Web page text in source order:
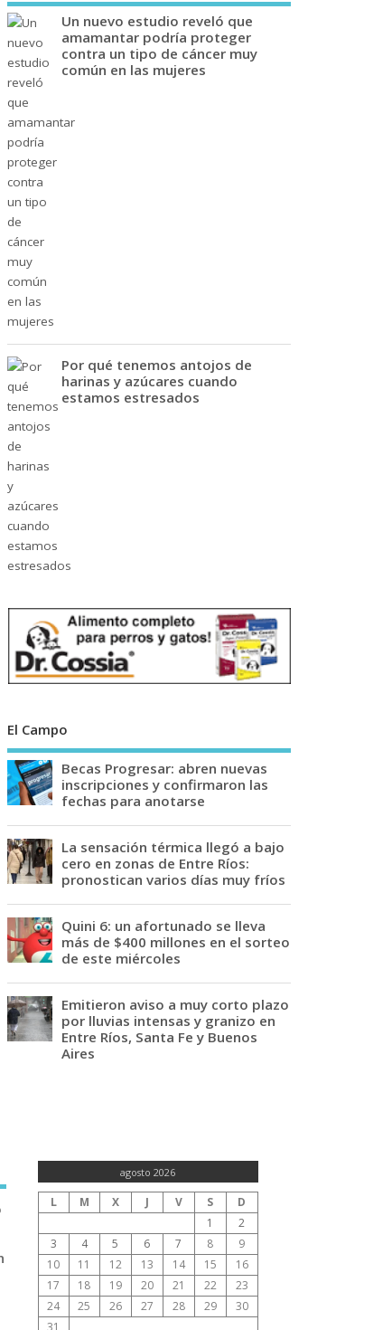
Un nuevo estudio reveló que
amamantar podría proteger
contra un tipo de cáncer muy
común en las mujeres
Por qué tenemos antojos de
harinas y azúcares cuando
estamos estresados
El Campo
Becas Progresar: abren nuevas
inscripciones y confirmaron las
fechas para anotarse
La sensación térmica llegó a bajo
cero en zonas de Entre Ríos:
pronostican varios días muy fríos
Quini 6: un afortunado se lleva
más de $400 millones en el sorteo
de este miércoles
Emitieron aviso a muy corto plazo
por lluvias intensas y granizo en
Entre Ríos, Santa Fe y Buenos
Aires
agosto 2026
L M X J V S
D
1
2
3
4 5 6 7 8
9
10
11 12 13 14 15
16
17
18 19 20 21 22
23
24
25 26 27 28 29
30
31